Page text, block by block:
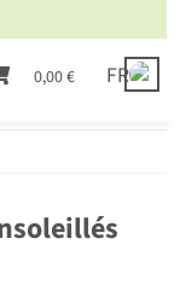
0,00 € FR